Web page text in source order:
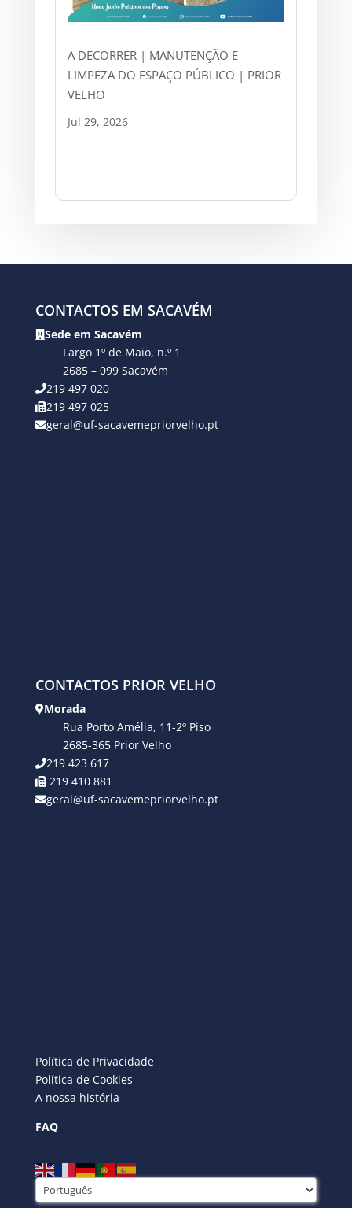
A DECORRER | MANUTENÇÃO E
LIMPEZA DO ESPAÇO PÚBLICO | PRIOR
VELHO
Jul 29, 2026
CONTACTOS EM SACAVÉM
Sede em Sacavém
Largo 1º de Maio, n.º 1
2685 – 099 Sacavém
219 497 020
219 497 025
geral@uf-sacavemepriorvelho.pt
CONTACTOS PRIOR VELHO
Morada
Rua Porto Amélia, 11-2º Piso
2685-365 Prior Velho
219 423 617
219 410 881
geral@uf-sacavemepriorvelho.pt
Política de Privacidade
Política de Cookies
A nossa história
FAQ